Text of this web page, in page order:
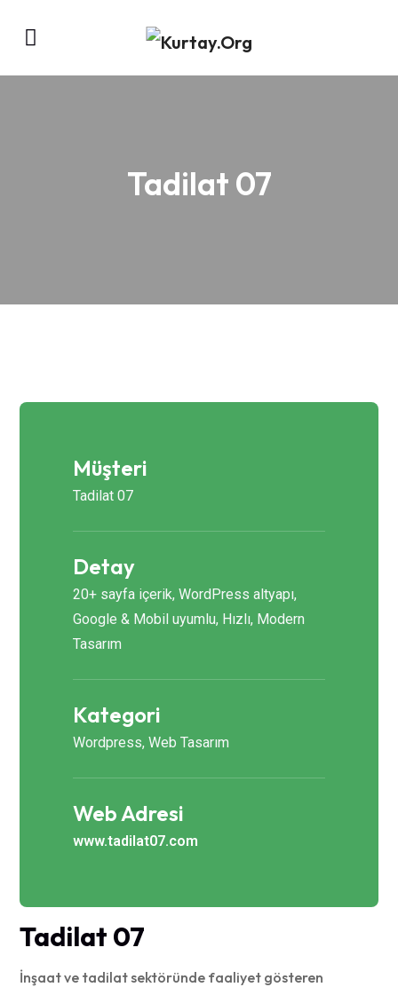
Tadilat 07
Müşteri
Tadilat 07
Detay
20+ sayfa içerik, WordPress altyapı,
Google & Mobil uyumlu, Hızlı, Modern
Tasarım
Kategori
Wordpress, Web Tasarım
Web Adresi
www.tadilat07.com
Tadilat 07
İnşaat ve tadilat sektöründe faaliyet gösteren